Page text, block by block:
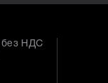
без НДС